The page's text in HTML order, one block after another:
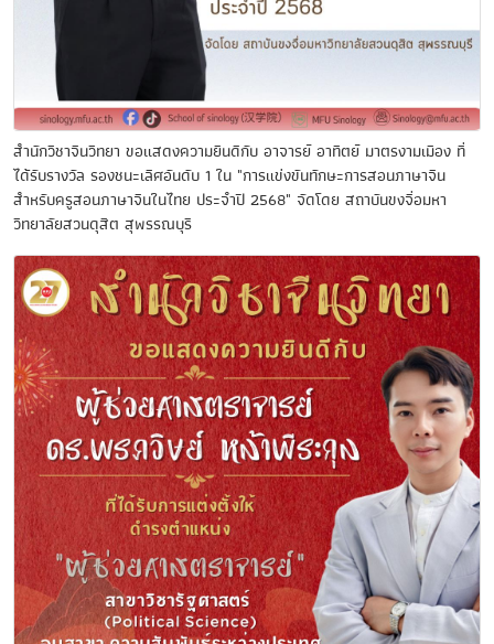
สำนักวิชาจีนวิทยา ขอแสดงความยินดีกับ อาจารย์ อาทิตย์ มาตรงามเมือง ที่
ได้รับรางวัล รองชนะเลิศอันดับ 1 ใน "การแข่งขันทักษะการสอนภาษาจีน
สำหรับครูสอนภาษาจีนในไทย ประจำปี 2568" จัดโดย สถาบันขงจื่อมหา
วิทยาลัยสวนดุสิต สุพรรณบุรี